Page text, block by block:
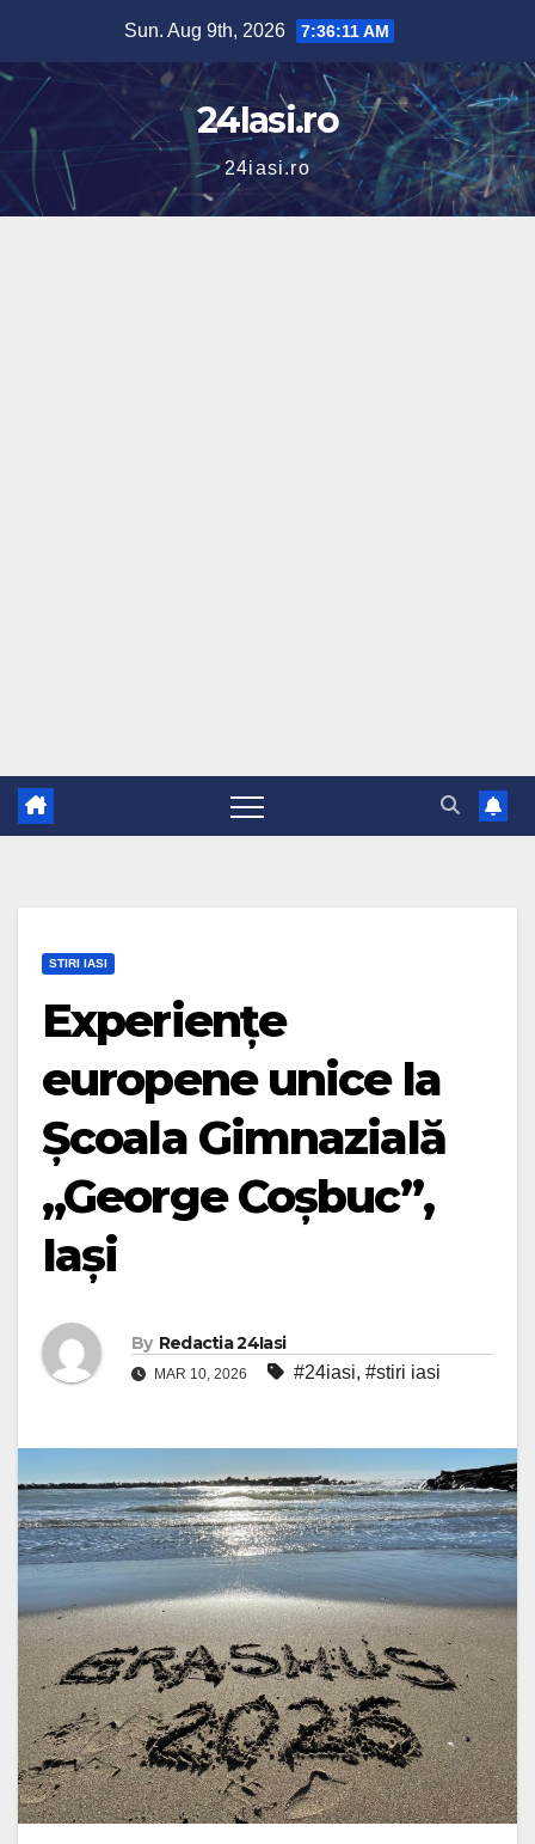
content
Sun. Aug 9th, 2026 7:36:12 AM
24Iasi.ro
24iasi.ro
STIRI IASI
Experiențe
europene unice la
Școala Gimnazială
„George Coșbuc”,
Iași
By Redactia 24Iasi
MAR 10, 2026 #24iasi, #stiri iasi